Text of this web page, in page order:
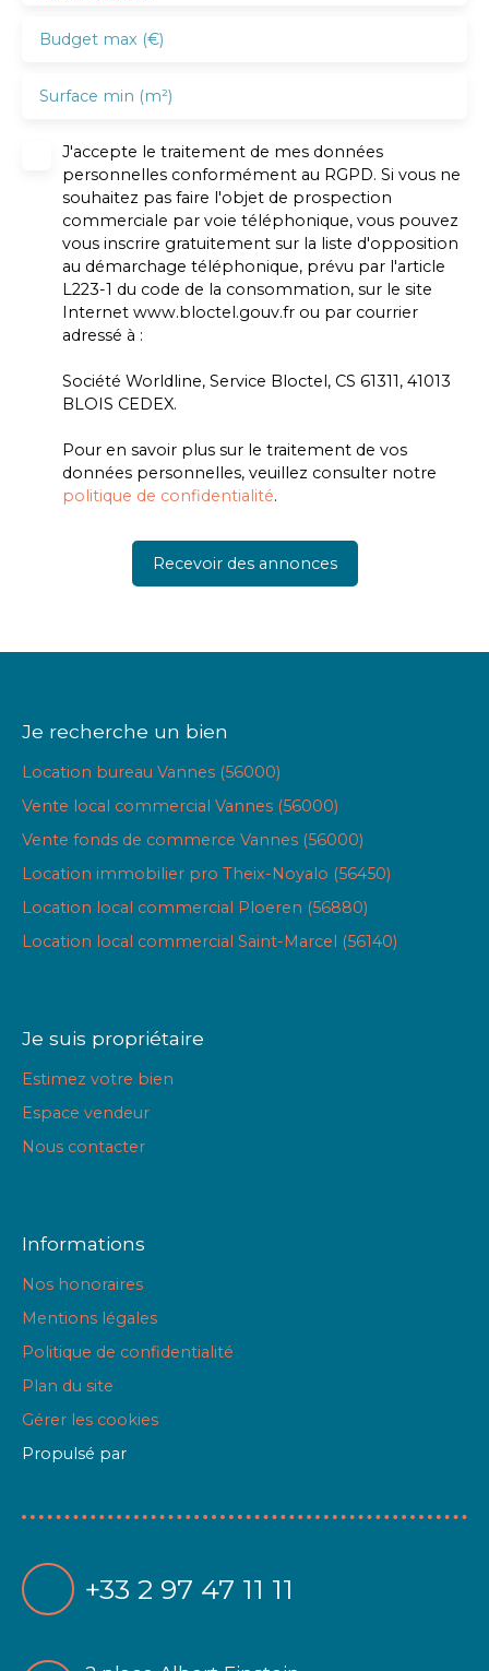
Budget max (€)
Surface min (m²)
J'accepte le traitement de mes données
personnelles conformément au RGPD. Si vous ne
souhaitez pas faire l'objet de prospection
commerciale par voie téléphonique, vous pouvez
vous inscrire gratuitement sur la liste d'opposition
au démarchage téléphonique, prévu par l'article
L223-1 du code de la consommation, sur le site
Internet www.bloctel.gouv.fr ou par courrier
adressé à :
Société Worldline, Service Bloctel, CS 61311, 41013
BLOIS CEDEX.
Pour en savoir plus sur le traitement de vos
données personnelles, veuillez consulter notre
politique de confidentialité.
Recevoir des annonces
Je recherche un bien
Location bureau Vannes (56000)
Vente local commercial Vannes (56000)
Vente fonds de commerce Vannes (56000)
Location immobilier pro Theix-Noyalo (56450)
Location local commercial Ploeren (56880)
Location local commercial Saint-Marcel (56140)
Je suis propriétaire
Estimez votre bien
Espace vendeur
Nous contacter
Informations
Nos honoraires
Mentions légales
Politique de confidentialité
Plan du site
Gérer les cookies
Propulsé par
+33 2 97 47 11 11